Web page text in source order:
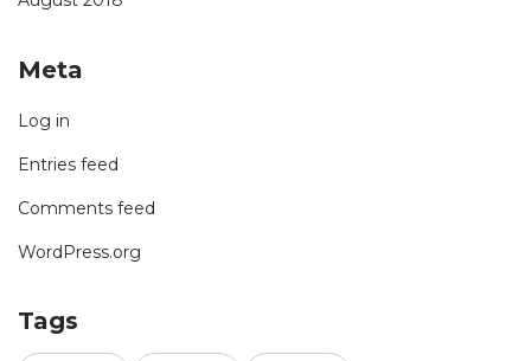
Meta
Log in
Entries feed
Comments feed
WordPress.org
Tags